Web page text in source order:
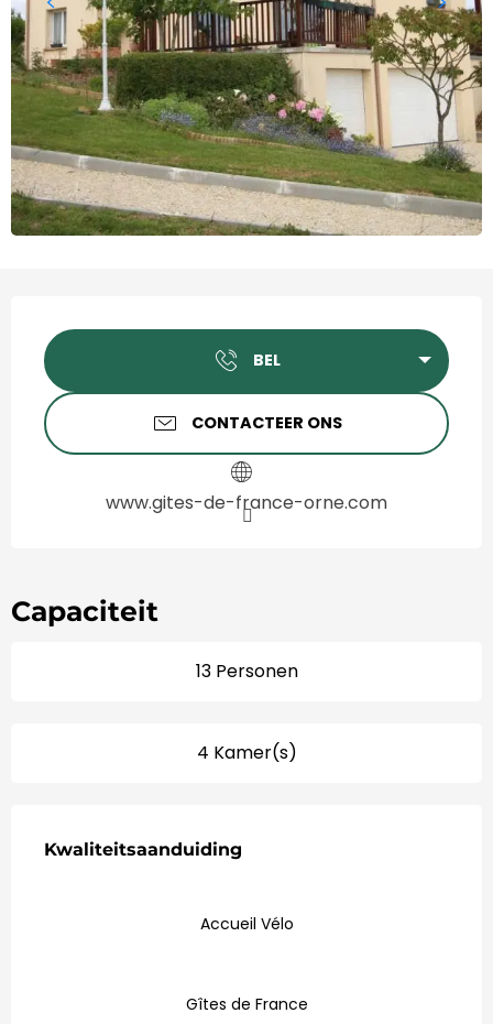
Openingstijden en
BEL
CONTACTEER ONS
www.gites-de-france-orne.com
Capaciteit
13 Personen
4 Kamer(s)
Kwaliteitsaanduiding
Kwaliteitsaanduiding
Accueil Vélo
Gîtes de France